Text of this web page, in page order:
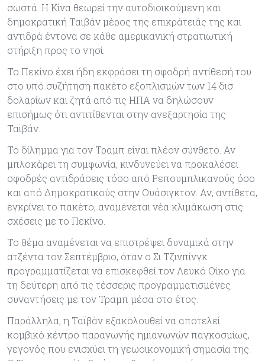
σωστά. Η Κίνα θεωρεί την αυτοδιοικούμενη και
δημοκρατική Ταϊβάν μέρος της επικράτειάς της και
αντιδρά έντονα σε κάθε αμερικανική στρατιωτική
στήριξη προς το νησί.
Το Πεκίνο έχει ήδη εκφράσει τη σφοδρή αντίθεσή του
στο υπό συζήτηση πακέτο εξοπλισμών των 14 δισ.
δολαρίων και ζητά από τις ΗΠΑ να δηλώσουν
επισήμως ότι αντιτίθενται στην ανεξαρτησία της
Ταϊβάν.
Το δίλημμα για τον Τραμπ είναι πλέον σύνθετο. Αν
μπλοκάρει τη συμφωνία, κινδυνεύει να προκαλέσει
σφοδρές αντιδράσεις τόσο από Ρεπουμπλικανούς όσο
και από Δημοκρατικούς στην Ουάσιγκτον. Αν, αντίθετα,
εγκρίνει το πακέτο, αναμένεται νέα κλιμάκωση στις
σχέσεις με το Πεκίνο.
Το θέμα αναμένεται να επιστρέψει δυναμικά στην
ατζέντα τον Σεπτέμβριο, όταν ο Σι Τζινπίνγκ
προγραμματίζεται να επισκεφθεί τον Λευκό Οίκο για
τη δεύτερη από τις τέσσερις προγραμματισμένες
συναντήσεις με τον Τραμπ μέσα στο έτος.
Παράλληλα, η Ταϊβάν εξακολουθεί να αποτελεί
κομβικό κέντρο παραγωγής ημιαγωγών παγκοσμίως,
γεγονός που ενισχύει τη γεωοικονομική σημασία της.